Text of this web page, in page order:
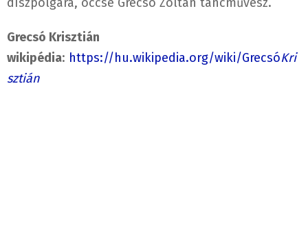
Grecsó Krisztián
wikipédia: https://hu.wikipedia.org/wiki/GrecsóKri
sztián